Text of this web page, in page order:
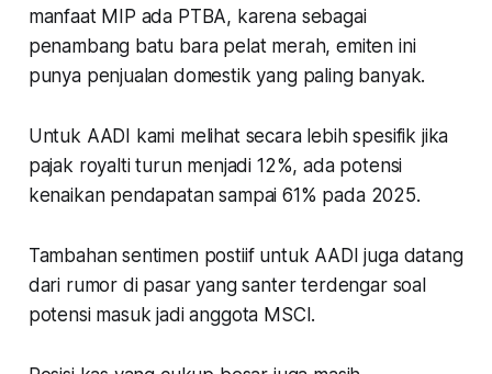
manfaat MIP ada PTBA, karena sebagai
penambang batu bara pelat merah, emiten ini
punya penjualan domestik yang paling banyak.
Untuk AADI kami melihat secara lebih spesifik jika
pajak royalti turun menjadi 12%, ada potensi
kenaikan pendapatan sampai 61% pada 2025.
Tambahan sentimen postiif untuk AADI juga datang
dari rumor di pasar yang santer terdengar soal
potensi masuk jadi anggota MSCI.